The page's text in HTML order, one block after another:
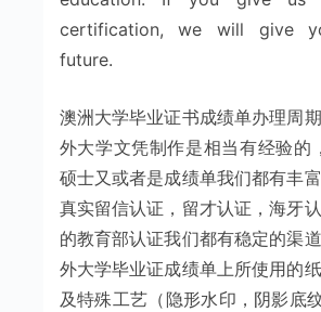
certification, we will give
future.
澳洲大学毕业证书成绩单办理周
外大学文凭制作是相当有经验的
硕士又或者是成绩单我们都有丰
真实留信认证，留才认证，海牙
的教育部认证我们都有稳定的渠
外大学毕业证成绩单上所使用的
及特殊工艺（隐形水印，阴影底